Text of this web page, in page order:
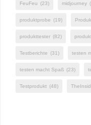
FeuFeu (23) midjourney
produktprobe (19)
produkttester (82)
Testberichte (31) testen
testen macht Spaß (23)
Testprodukt (48)